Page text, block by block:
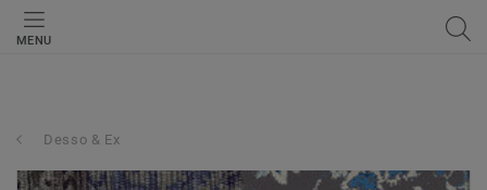
MENU
Desso & Ex